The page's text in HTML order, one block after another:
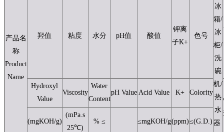
产品名
称
Product
Name
羟值 粘度 水分 pH值 酸值
钾离
子K+
色号
冰
箱/
冰
柜/
洗
碗
机/
热
水
器
Hydroxyl
Value
Viscosity
Water
Content
pH Value Acid Value K+
Colority
(mgKOH/g)
(mPa.s
25℃)
% ≤ ≤mgKOH/g(ppm)≤(G.D.)